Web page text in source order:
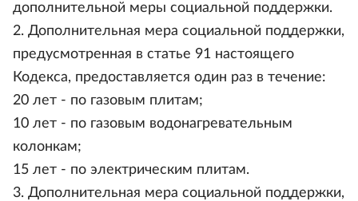
дополнительной меры социальной поддержки.
2. Дополнительная мера социальной поддержки,
предусмотренная в статье 91 настоящего
Кодекса, предоставляется один раз в течение:
20 лет - по газовым плитам;
10 лет - по газовым водонагревательным
колонкам;
15 лет - по электрическим плитам.
3. Дополнительная мера социальной поддержки,